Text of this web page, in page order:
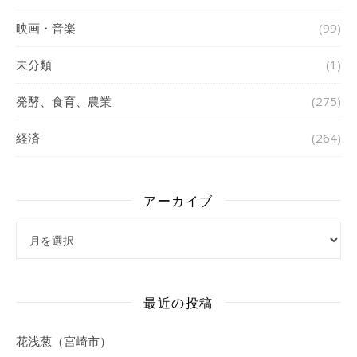
映画・音楽 (99)
未分類 (1)
発酵、食育、農業 (275)
経済 (264)
アーカイブ
最近の投稿
花浅葱（宮崎市）